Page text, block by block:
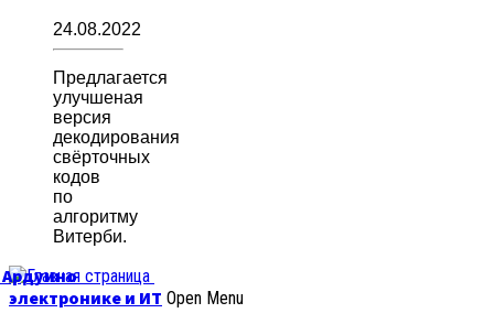
24.08.2022
Предлагается
улучшеная
версия
декодирования
свёрточных
кодов
по
алгоритму
Витерби.
Ардуино
электронике и ИТ Open Menu